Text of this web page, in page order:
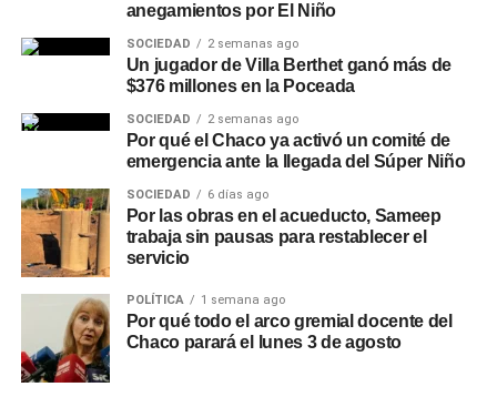
anegamientos por El Niño
SOCIEDAD 2 semanas ago
Un jugador de Villa Berthet ganó más de
$376 millones en la Poceada
SOCIEDAD 2 semanas ago
Por qué el Chaco ya activó un comité de
emergencia ante la llegada del Súper Niño
SOCIEDAD 6 días ago
Por las obras en el acueducto, Sameep
trabaja sin pausas para restablecer el
servicio
POLÍTICA 1 semana ago
Por qué todo el arco gremial docente del
Chaco parará el lunes 3 de agosto